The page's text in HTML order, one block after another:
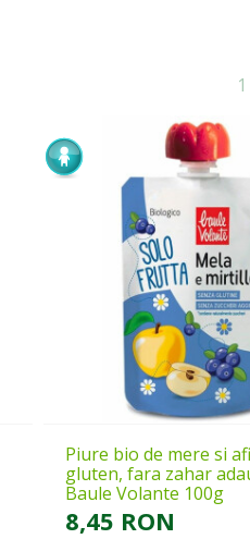
1
Piure bio de mere si
gluten, fara zahar
Baule Volante 100g
8,45 RON